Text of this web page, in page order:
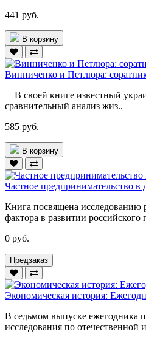
441 руб.
В корзину
Винниченко и Петлюра:
В своей книге известный
сравнительный анализ жиз..
585 руб.
В корзину
Частное предпринимательство
Книга посвящена исследованию
фактора в развитии
0 руб.
Предзаказ
Экономическая история:
В седьмом выпуске ежегодника
исследования по отечественной